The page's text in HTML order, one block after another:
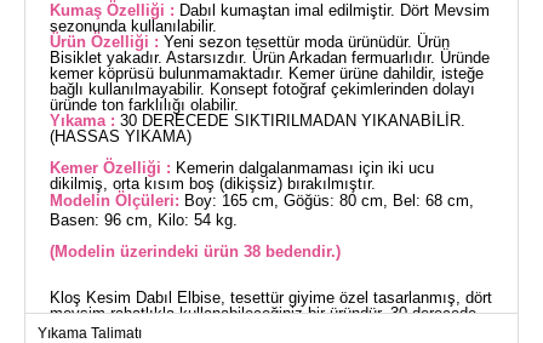
Kumaş Özelliği : Dabıl kumaştan imal edilmiştir. Dört Mevsim
sezonunda kullanılabilir.
Ürün Özelliği : Yeni sezon tesettür moda ürünüdür. Ürün
Bisiklet yakadır. Astarsızdır. Ürün Arkadan fermuarlıdır. Üründe
kemer köprüsü bulunmamaktadır. Kemer ürüne dahildir, isteğe
bağlı kullanılmayabilir. Konsept fotoğraf çekimlerinden dolayı
üründe ton farklılığı olabilir.
Yıkama : 30 DERECEDE SIKTIRILMADAN YIKANABİLİR.
(HASSAS YIKAMA)
Kemer Özelliği : Kemerin dalgalanmaması için iki ucu
dikilmiş, orta kısım boş (dikişsiz) bırakılmıştır.
Modelin Ölçüleri: Boy: 165 cm, Göğüs: 80 cm, Bel: 68 cm,
Basen: 96 cm, Kilo: 54 kg.
(Modelin üzerindeki ürün 38 bedendir.)
Kloş Kesim Dabıl Elbise, tesettür giyime özel tasarlanmış, dört
mevsim rahatlıkla kullanabileceğiniz bir üründür. 30 derecede
hassas ayarla yıkanabilen bu elbise, dayanıklı Dabıl kumaştan
Yıkama Talimatı